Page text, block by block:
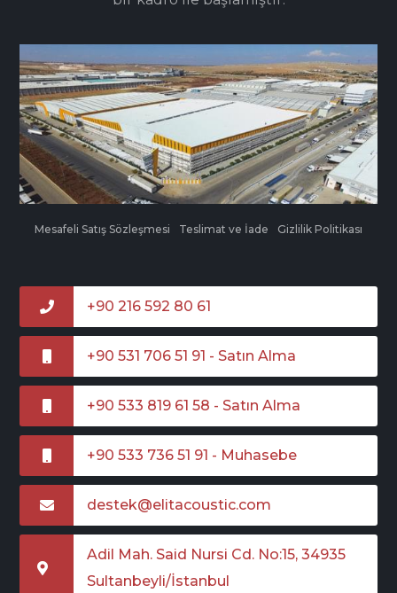
Mesafeli Satış Sözleşmesi Teslimat ve İade Gizlilik Politikası
+90 216 592 80 61
+90 531 706 51 91 - Satın Alma
+90 533 819 61 58 - Satın Alma
+90 533 736 51 91 - Muhasebe
destek@elitacoustic.com
Adil Mah. Said Nursi Cd. No:15, 34935
Sultanbeyli/İstanbul